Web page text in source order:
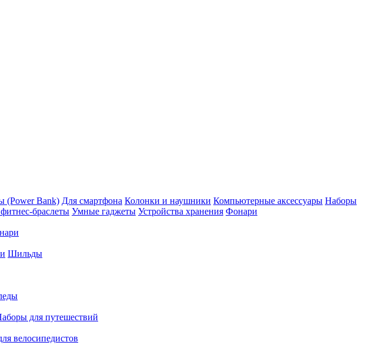
(Power Bank) Для смартфона Колонки и наушники Компьютерные аксессуары Наборы
браслеты Умные гаджеты Устройства хранения Фонари
Шильды
для путешествий
велосипедистов